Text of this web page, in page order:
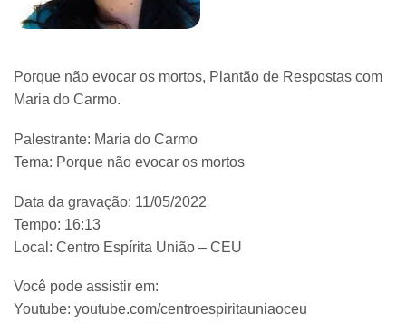
Porque não evocar os mortos, Plantão de Respostas com
Maria do Carmo.
Palestrante: Maria do Carmo
Tema: Porque não evocar os mortos
Data da gravação: 11/05/2022
Tempo: 16:13
Local: Centro Espírita União – CEU
Você pode assistir em:
Youtube: youtube.com/centroespiritauniaoceu